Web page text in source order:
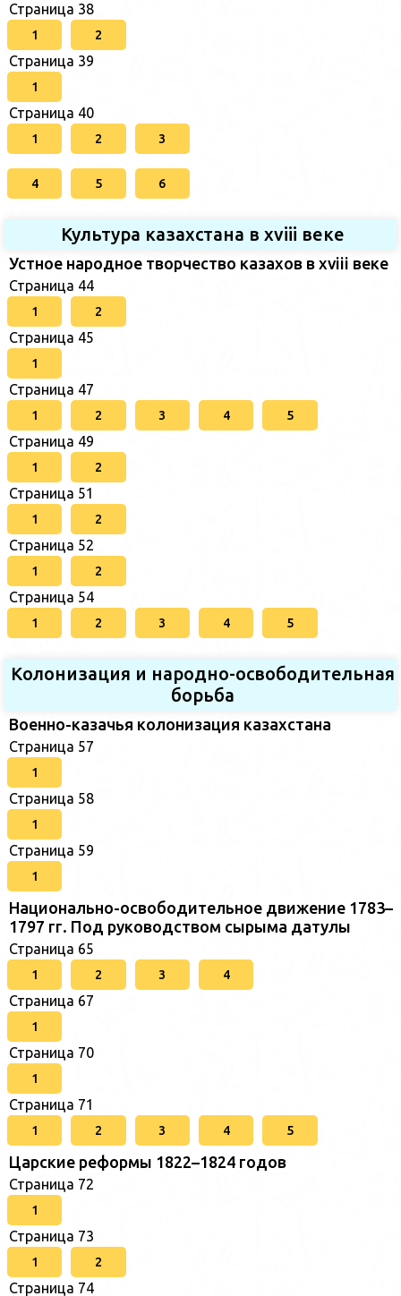
Страница 38
1 2
Страница 39
1
Страница 40
1 2 3
4 5 6
Культура казахстана в xviii веке
Устное народное творчество казахов в xviii веке
Страница 44
1 2
Страница 45
1
Страница 47
1 2 3 4 5
Страница 49
1 2
Страница 51
1 2
Страница 52
1 2
Страница 54
1 2 3 4 5
Колонизация и народно-освободительная
борьба
Военно-казачья колонизация казахстана
Страница 57
1
Страница 58
1
Страница 59
1
Национально-освободительное движение 1783–
1797 гг. Под руководством сырыма датулы
Страница 65
1 2 3 4
Страница 67
1
Страница 70
1
Страница 71
1 2 3 4 5
Царские реформы 1822–1824 годов
Страница 72
1
Страница 73
1 2
Страница 74